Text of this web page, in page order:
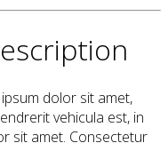
dolor sit amet,
vehicula est, in
sit amet. Consectetur